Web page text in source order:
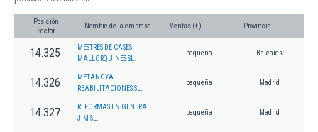
Posición
Sector
Nombre de la empresa Ventas (€) Provincia
14.325
MESTRES DE CASES
MALLORQUINES SL.
pequeña Baleares
14.326
METANOYA
REABILITACIONES SL.
pequeña Madrid
14.327
REFORMAS EN GENERAL
JIM SL.
pequeña Madrid